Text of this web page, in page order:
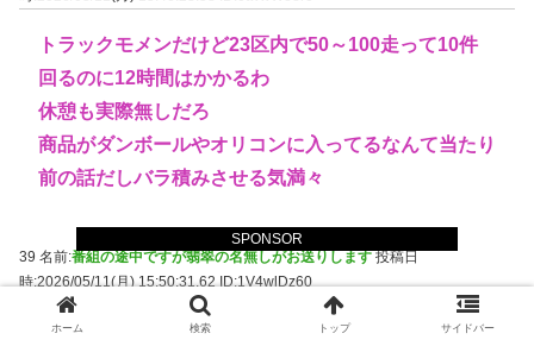
SPONSOR
トラックモメンだけど23区内で50～100走って10件
回るのに12時間はかかるわ
休憩も実際無しだろ
商品がダンボールやオリコンに入ってるなんて当たり
前の話だしバラ積みさせる気満々
39 名前:番組の途中ですが翡翠の名無しがお送りします投稿日
時:2026/05/11(月) 15:50:31.62ID:1V4wlDz60
東京ならタクシーのほうが稼げそうだが
ホーム 検索 トップ サイドバー